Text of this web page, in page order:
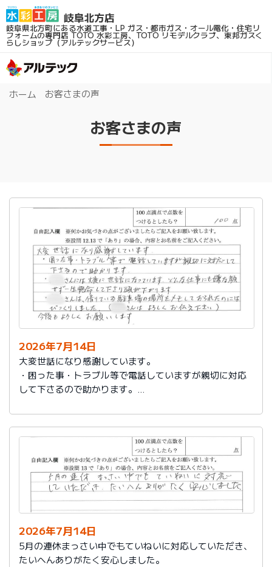
岐阜県北方町にある水道工事・LP ガス・都市ガス・オール電化・住宅リ
フォームの専門店TOTO 水彩工房、TOTO リモデルクラブ、東邦ガスく
らしショップ（アルテックサービス）
ホーム お客さまの声
お客さまの声
2026年7月14日
大変世話になり感謝しています。
・困った事・トラブル等で電話していますが親切に対応
して下さるので助かります。
にも嫌な顔せず一生懸命して下さり頭が下がります。
・社員さんは、借りている駐車場の場所をメモしておら
れたのにはびっくりしました。（社員さんはよろしくお
伝え下さい）
今後もよろしくお願いします。
2026年7月14日
5月の連休まっさい中でもていねいに対応していただき、
たいへんありがたく安心しました。